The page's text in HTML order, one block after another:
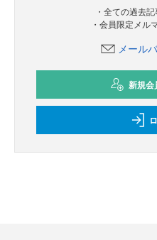
・全ての過去
・会員限定メル
メール
新規会